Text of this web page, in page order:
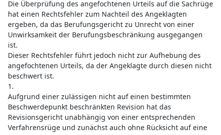
Die Überprüfung des angefochtenen Urteils auf die Sachrüge
hat einen Rechtsfehler zum Nachteil des Angeklagten
ergeben, da das Berufungsgericht zu Unrecht von einer
Unwirksamkeit der Berufungsbeschränkung ausgegangen
ist.
Dieser Rechtsfehler führt jedoch nicht zur Aufhebung des
angefochtenen Urteils, da der Angeklagte durch diesen nicht
beschwert ist.
1.
Aufgrund einer zulässigen nicht auf einen bestimmten
Beschwerdepunkt beschränkten Revision hat das
Revisionsgericht unabhängig von einer entsprechenden
Verfahrensrüge und zunächst auch ohne Rücksicht auf eine